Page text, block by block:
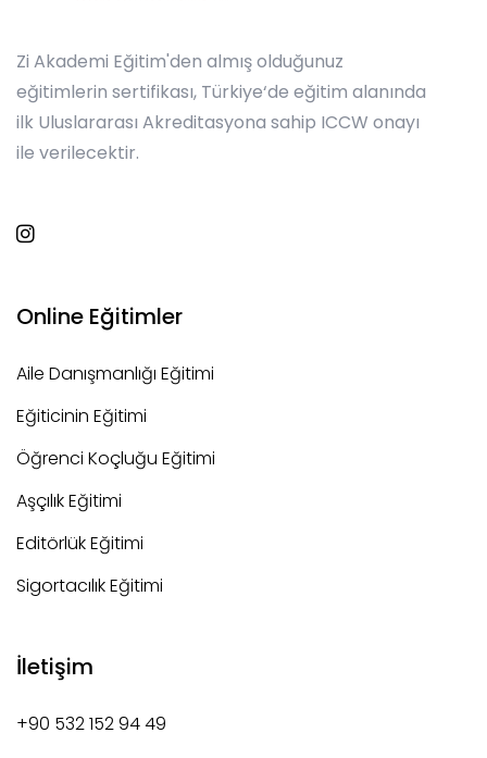
Zi Akademi Eğitim'den almış olduğunuz
eğitimlerin sertifikası, Türkiye‘de eğitim alanında
ilk Uluslararası Akreditasyona sahip ICCW onayı
ile verilecektir.
Online Eğitimler
Aile Danışmanlığı Eğitimi
Eğiticinin Eğitimi
Öğrenci Koçluğu Eğitimi
Aşçılık Eğitimi
Editörlük Eğitimi
Sigortacılık Eğitimi
İletişim
+90 532 152 94 49